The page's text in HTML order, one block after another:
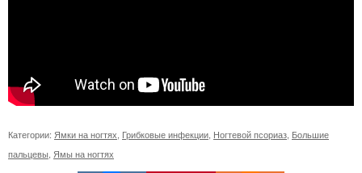
Категории: Ямки на ногтях Грибковые инфекции Ногтевой псориаз Большие
пальцевы Ямы на ногтях